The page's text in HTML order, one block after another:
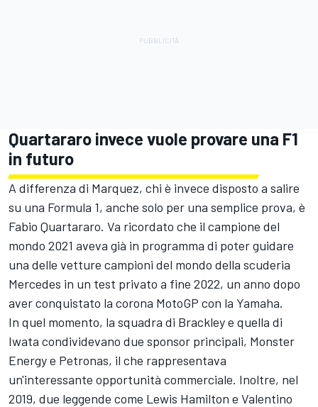
Quartararo invece vuole provare una F1
in futuro
A differenza di Marquez, chi è invece disposto a salire
su una Formula 1, anche solo per una semplice prova, è
Fabio Quartararo. Va ricordato che il campione del
mondo 2021 aveva già in programma di poter guidare
una delle vetture campioni del mondo della scuderia
Mercedes in un test privato a fine 2022, un anno dopo
aver conquistato la corona MotoGP con la Yamaha.
In quel momento, la squadra di Brackley e quella di
Iwata condividevano due sponsor principali, Monster
Energy e Petronas, il che rappresentava
un'interessante opportunità commerciale. Inoltre, nel
2019, due leggende come Lewis Hamilton e Valentino